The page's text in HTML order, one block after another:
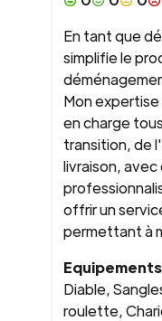
En tant que
simplifie le
Mon
en charge
transition, de
livraison,
offrir un
permettant à
Equipements
Diable,
roulette,